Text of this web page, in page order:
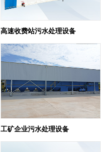
高速收费站污水处理设备
工矿企业污水处理设备